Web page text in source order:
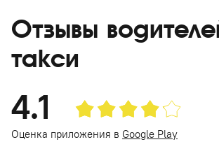
Отзывы
такси
4.1
Оценка приложения в Google Play